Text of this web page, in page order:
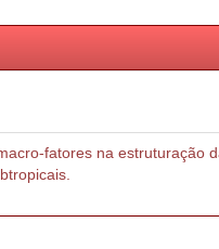
fatores na estruturação